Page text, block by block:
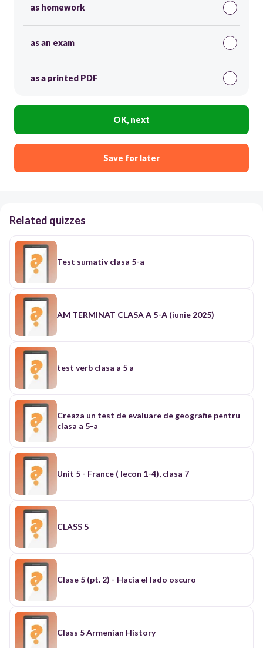
as homework
as an exam
as a printed PDF
OK, next
Save for later
Related quizzes
Test sumativ clasa 5-a
AM TERMINAT CLASA A 5-A (iunie 2025)
test verb clasa a 5 a
Creaza un test de evaluare de geografie pentru
clasa a 5-a
Unit 5 - France ( lecon 1-4), clasa 7
CLASS 5
Clase 5 (pt. 2) - Hacia el lado oscuro
Class 5 Armenian History